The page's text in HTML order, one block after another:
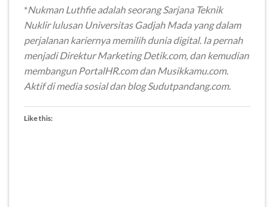
*Nukman Luthfie adalah seorang Sarjana Teknik
Nuklir lulusan Universitas Gadjah Mada yang dalam
perjalanan kariernya memilih dunia digital. Ia pernah
menjadi Direktur Marketing Detik.com, dan kemudian
membangun PortalHR.com dan Musikkamu.com.
Aktif di media sosial dan blog Sudutpandang.com.
Like this: